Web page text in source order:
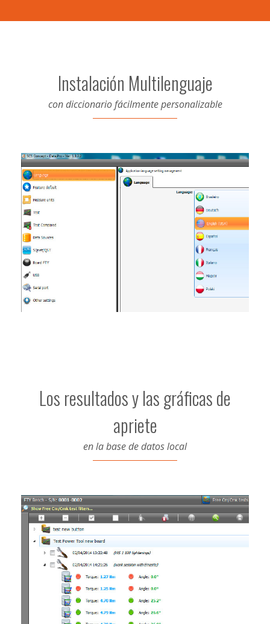
Instalación Multilenguaje
con diccionario fácilmente personalizable
Los resultados y las gráficas de
apriete
en la base de datos local